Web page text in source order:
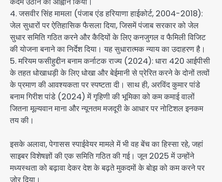
4. जसवीर सिंह मामला (पंजाब एंड हरियाणा हाईकोर्ट, 2004-2018):
जेल सुधारों पर ऐतिहासिक फैसला दिया, जिसमें पंजाब सरकार को जेल
सुधार समिति गठित करने और कैदियों के लिए कनजुगल व फैमिली विजिट
की योजना बनाने का निर्देश दिया। यह सुधारात्मक न्याय का उदाहरण है।
5. मरियम फसीहुद्दीन बनाम कर्नाटक राज्य (2024): धारा 420 आईपीसी
के तहत धोखाधड़ी के लिए धोखा और बेईमानी से प्रेरित करने के दोनों तत्वों
के प्रमाण की आवश्यकता पर स्पष्टता दी। साथ ही, अरविंद कुमार पांडे
बनाम गिरीश पांडे (2024) में गृहिणी की भूमिका को कम कमाई वालों
जितना मूल्यवान माना और न्यूनतम मजदूरी के आधार पर नोटिशल इनकम
तय की।
इसके अलावा, पेगासस स्पाईवेयर मामले में भी वह बेंच का हिस्सा रहे, जहां
साइबर विशेषज्ञों की एक समिति गठित की गई। जून 2025 में उन्होंने
मध्यस्थता को बढ़ावा देकर देश के बढ़ते मुकदमों के बोझ को कम करने पर
जोर दिया।